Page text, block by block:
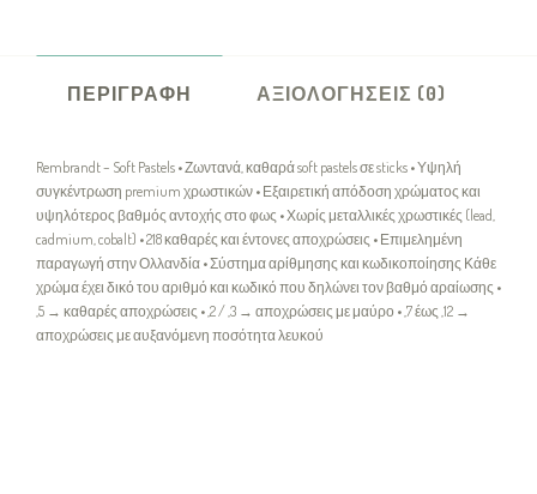
ΠΕΡΙΓΡΑΦΉ ΑΞΙΟΛΟΓΉΣΕΙΣ (0)
Rembrandt – Soft Pastels • Ζωντανά, καθαρά soft pastels σε sticks • Υψηλή
συγκέντρωση premium χρωστικών • Εξαιρετική απόδοση χρώματος και
υψηλότερος βαθμός αντοχής στο φως • Χωρίς μεταλλικές χρωστικές (lead,
cadmium, cobalt) • 218 καθαρές και έντονες αποχρώσεις • Επιμελημένη
παραγωγή στην Ολλανδία • Σύστημα αρίθμησης και κωδικοποίησης Κάθε
χρώμα έχει δικό του αριθμό και κωδικό που δηλώνει τον βαθμό αραίωσης •
,5 → καθαρές αποχρώσεις • ,2 / ,3 → αποχρώσεις με μαύρο • ,7 έως ,12 →
αποχρώσεις με αυξανόμενη ποσότητα λευκού